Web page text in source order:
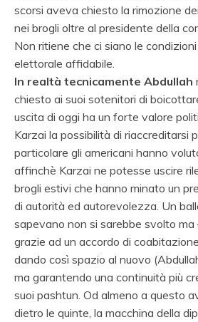
scorsi aveva chiesto la rimozione
nei brogli oltre al presidente della
Non ritiene che ci siano le
elettorale affidabile.
In realtà tecnicamente Abdullah
chiesto ai suoi sotenitori di
uscita di oggi ha un forte valore
Karzai la possibilità di riaccreditarsi
particolare gli americani hanno
affinchè Karzai ne potesse uscire
brogli estivi che hanno minato un
di autorità ed autorevolezza. Un
sapevano non si sarebbe svolto
grazie ad un accordo di
dando così spazio al nuovo
ma garantendo una continuità più
suoi pashtun. Od almeno a questo
dietro le quinte, la macchina della